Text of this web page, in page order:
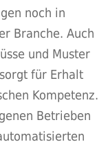
noch in
Branche. Auch
und Muster
für Erhalt
Kompetenz.
Betrieben